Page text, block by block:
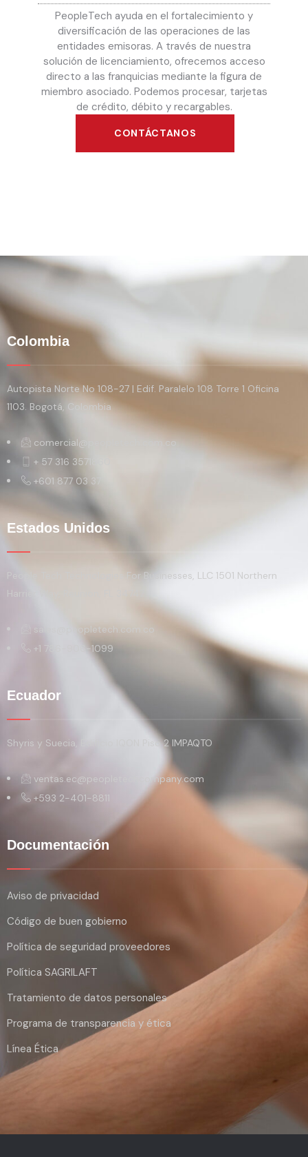
PeopleTech ayuda en el fortalecimiento y
diversificación de las operaciones de las
entidades emisoras. A través de nuestra
solución de licenciamiento, ofrecemos acceso
directo a las franquicias mediante la figura de
miembro asociado. Podemos procesar, tarjetas
de crédito, débito y recargables.
CONTÁCTANOS
Colombia
Autopista Norte No 108-27 | Edif. Paralelo 108 Torre 1 Oficina
1103. Bogotá, Colombia
comercial@peopletech.com.co
+ 57 316 3571860
+601 877 03 37
Estados Unidos
People Tech Technologies For Businesses, LLC 1501 Northern
Harrier Way, Reunion, FL 34747
sales@peopletech.com.co
+1 786-906-1099
Ecuador
Shyris y Suecia, Edificio IQON Piso 2 IMPAQTO
ventas.ec@peopletechcompany.com
+593 2-401-8811
Documentación
Aviso de privacidad
Código de buen gobierno
Política de seguridad proveedores
Política SAGRILAFT
Tratamiento de datos personales
Programa de transparencia y ética
Línea Ética